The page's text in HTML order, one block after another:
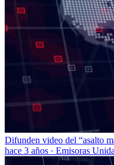
Difunden video del “asalto
hace 3 años · Emisoras